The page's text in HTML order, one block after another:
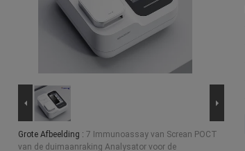
Grote Afbeelding : 7 Immunoassay van Screan POCT
van de duimaanraking Analysator voor de